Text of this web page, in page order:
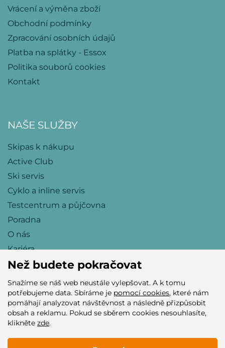
Vrácení a výměna zboží
Obchodní podmínky
Zpracování osobních údajů
Platba na splátky - Essox
Politika souborů cookies
Kontakt
NAŠE SLUŽBY
Skipas k nákupu
Active Club
Ski servis
Cyklo a inline servis
Testcentrum a půjčovna
Poradna
O nás
Kariéra
Přijímáme tyto platební karty
Než budete pokračovat
Snažíme se náš web neustále vylepšovat. A k tomu
potřebujeme data. Sbíráme je pomocí cookies, které nám
pomáhají analyzovat návštěvnost a následně přizpůsobit
obsah a reklamu. Pokud se sběrem cookies nesouhlasíte,
klikněte zde.